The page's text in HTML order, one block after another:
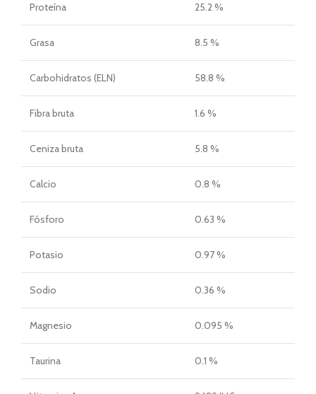
Proteína 25.2 %
Grasa 8.5 %
Carbohidratos (ELN) 58.8 %
Fibra bruta 1.6 %
Ceniza bruta 5.8 %
Calcio 0.8 %
Fósforo 0.63 %
Potasio 0.97 %
Sodio 0.36 %
Magnesio 0.095 %
Taurina 0.1 %